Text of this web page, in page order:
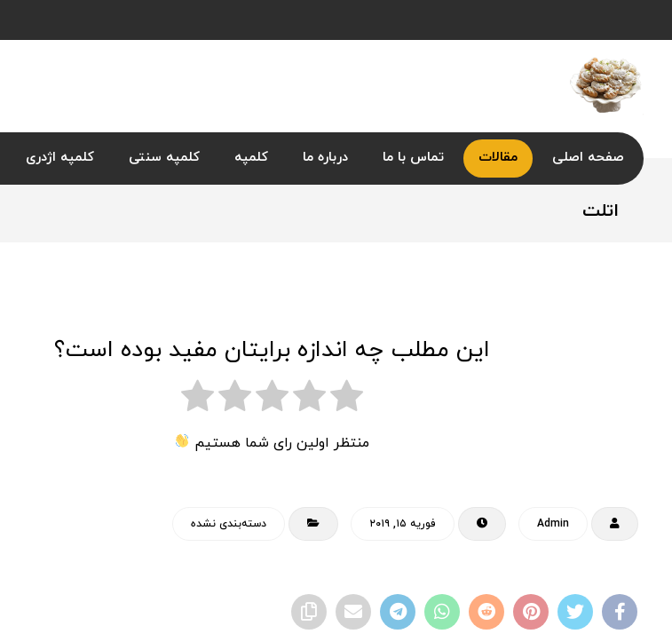
صفحه اصلی مقالات تماس با ما درباره ما کلمپه کلمپه سنتی کلمپه اژدری
اتلت
این مطلب چه اندازه برایتان مفید بوده است؟
منتظر اولین رای شما هستیم
Admin فوریه ۱۵, ۲۰۱۹ دسته‌بندی نشده